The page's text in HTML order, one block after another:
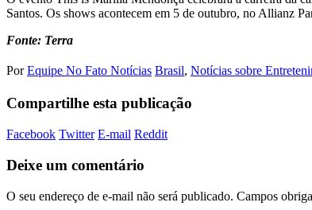
Santos. Os shows acontecem em 5 de outubro, no Allianz
Fonte: Terra
Por Equipe No Fato Notícias Brasil, Notícias sobre
Compartilhe esta publicação
Facebook Twitter E-mail Reddit
Deixe um comentário
O seu endereço de e-mail não será publicado. Campos